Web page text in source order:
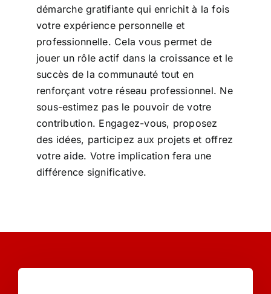
démarche gratifiante qui enrichit à la fois
votre expérience personnelle et
professionnelle. Cela vous permet de
jouer un rôle actif dans la croissance et le
succès de la communauté tout en
renforçant votre réseau professionnel. Ne
sous-estimez pas le pouvoir de votre
contribution. Engagez-vous, proposez
des idées, participez aux projets et offrez
votre aide. Votre implication fera une
différence significative.